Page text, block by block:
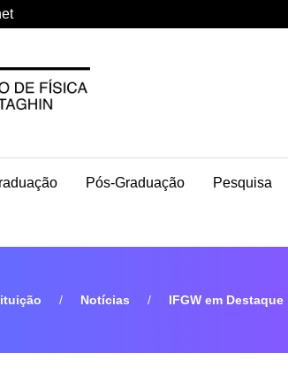
Pós-Graduação Pesquisa
Notícias IFGW em Destaque